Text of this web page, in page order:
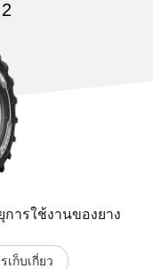
ารใช้งานของยาง
เก็บเกี่ยว